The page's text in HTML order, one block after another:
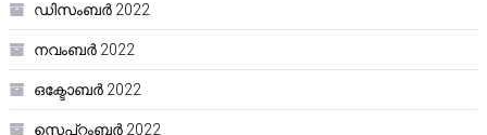
ഡിസംബർ 2022
നവംബർ 2022
ഒക്ടോബർ 2022
സെപ്റ്റംബർ 2022